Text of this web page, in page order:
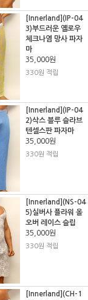
[Innerland](IP-04
3)부드러운 옐로우
체크나염 망사 파자
마
35,000원
330원 적립
[Innerland](IP-04
2)삭스 블루 슬라브
텐셀스판 파자마
35,000원
330원 적립
[Innerland](NS-04
5)실버사 플라워 올
오버 레이스 슬립
35,000원
330원 적립
[Innerland](CH-1